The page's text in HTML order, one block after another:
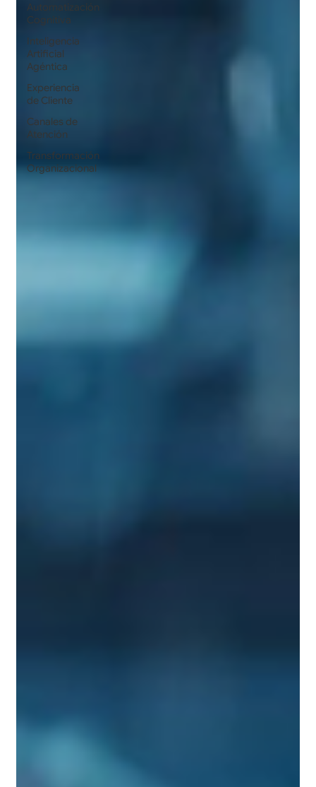
Automatización
Cognitiva
Inteligencia
Artificial
Agéntica
Experiencia
de Cliente
Canales de
Atención
Transformación
Organizacional